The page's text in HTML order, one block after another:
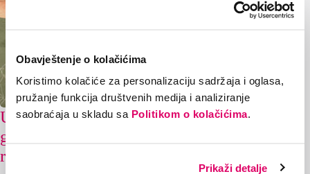
Obavještenje o kolačićima
Koristimo kolačiće za personalizaciju sadržaja i oglasa,
pružanje funkcija društvenih medija i analiziranje
saobraćaja u skladu sa Politikom o kolačićima.
Prikaži detalje
Uigran tim: Dragana Branković,
godine iskustva, osmijeh koji traje i
riječ podrške